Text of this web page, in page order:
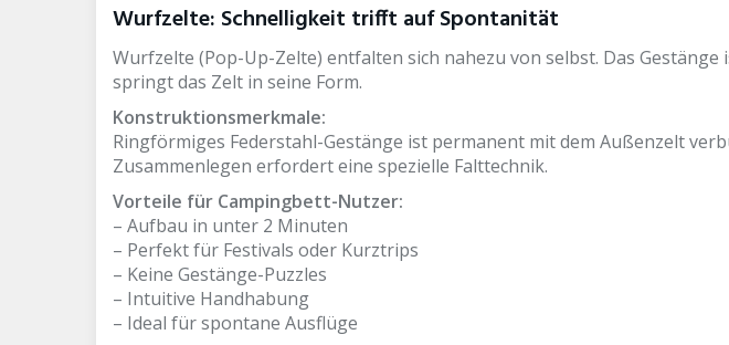
Wurfzelte: Schnelligkeit trifft auf Spontanität
Wurfzelte (Pop-Up-Zelte) entfalten sich nahezu von selbst. Das
springt das Zelt in seine Form.
Konstruktionsmerkmale:
Ringförmiges Federstahl-Gestänge ist permanent mit dem Außenzelt
Zusammenlegen erfordert eine spezielle Falttechnik.
Vorteile für Campingbett-Nutzer:
– Aufbau in unter 2 Minuten
– Perfekt für Festivals oder Kurztrips
– Keine Gestänge-Puzzles
– Intuitive Handhabung
– Ideal für spontane Ausflüge